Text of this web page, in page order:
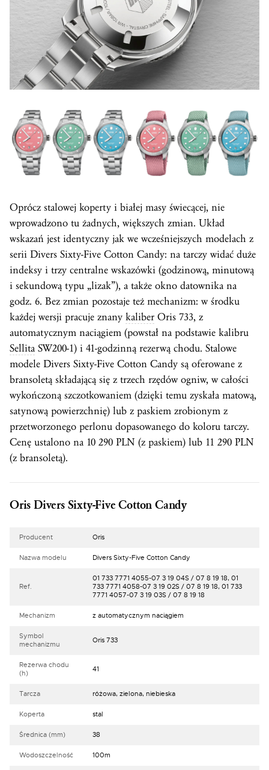
Oprócz stalowej koperty i białej masy świecącej, nie
wprowadzono tu żadnych, większych zmian. Układ
wskazań jest identyczny jak we wcześniejszych modelach z
serii Divers Sixty-Five Cotton Candy: na tarczy widać duże
indeksy i trzy centralne wskazówki (godzinową, minutową
i sekundową typu „lizak”), a także okno datownika na
godz. 6. Bez zmian pozostaje też mechanizm: w środku
każdej wersji pracuje znany kaliber Oris 733, z
automatycznym naciągiem (powstał na podstawie kalibru
Sellita SW200-1) i 41-godzinną rezerwą chodu. Stalowe
modele Divers Sixty-Five Cotton Candy są oferowane z
bransoletą składającą się z trzech rzędów ogniw, w całości
wykończoną szczotkowaniem (dzięki temu zyskała matową,
satynową powierzchnię) lub z paskiem zrobionym z
przetworzonego perlonu dopasowanego do koloru tarczy.
Cenę ustalono na 10 290 PLN (z paskiem) lub 11 290 PLN
(z bransoletą).
Oris Divers Sixty-Five Cotton Candy
Producent Oris
Nazwa modelu Divers Sixty-Five Cotton Candy
Ref.
01 733 7771 4055-07 3 19 04S / 07 8 19 18, 01
733 7771 4058-07 3 19 02S / 07 8 19 18, 01 733
7771 4057-07 3 19 03S / 07 8 19 18
Mechanizm z automatycznym naciągiem
Symbol
mechanizmu
Oris 733
Rezerwa chodu
(h)
41
Tarcza różowa, zielona, niebieska
Koperta stal
Średnica (mm) 38
Wodoszczelność 100m